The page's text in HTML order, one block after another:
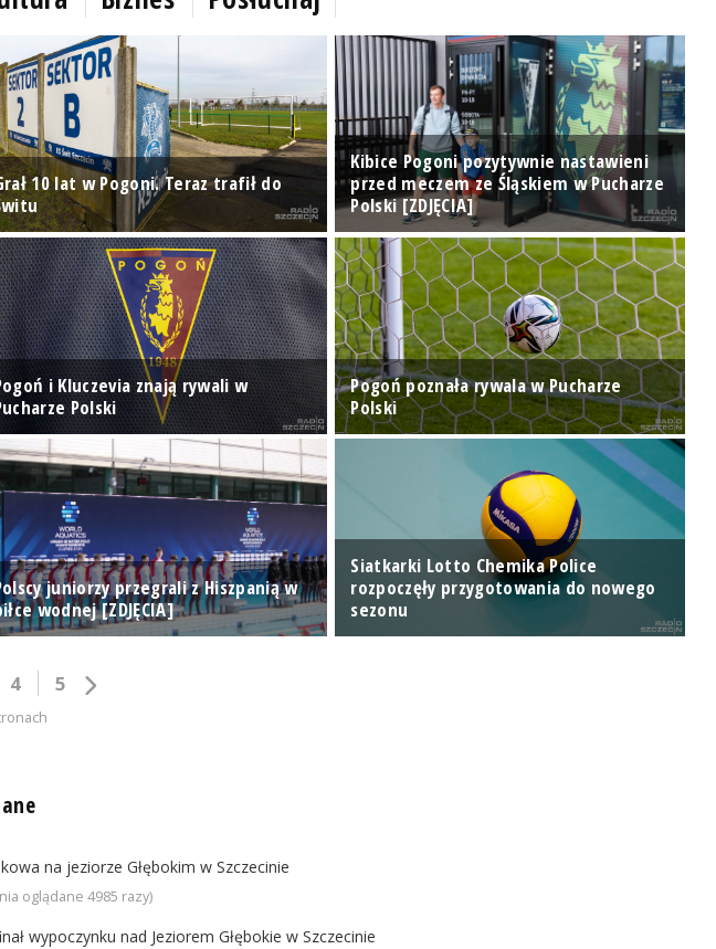
10 lat w Pogoni. Teraz trafił do
Kibice Pogoni pozytywnie nastawieni
przed meczem ze Śląskiem w Pucharze
Polski [ZDJĘCIA]
i Kluczevia znają rywali w
Polski
Pogoń poznała rywala w Pucharze
Polski
juniorzy przegrali z Hiszpanią w
wodnej [ZDJĘCIA]
Siatkarki Lotto Chemika Police
rozpoczęły przygotowania do nowego
sezonu
4 5
na jeziorze Głębokim w Szczecinie
oglądane 4985 razy)
wypoczynku nad Jeziorem Głębokie w Szczecinie